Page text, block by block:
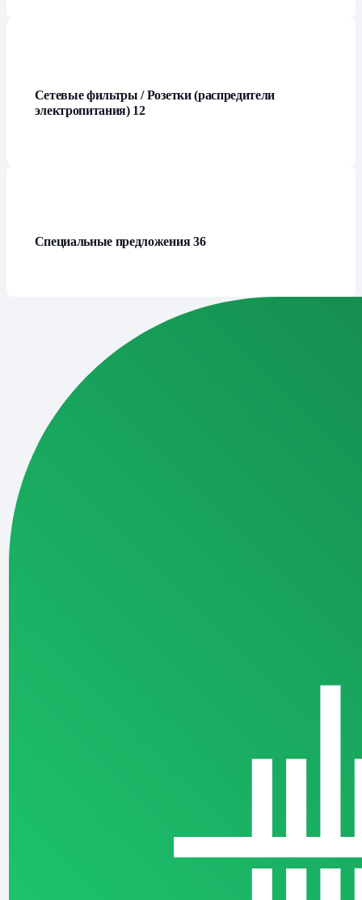
Сетевые фильтры / Розетки (распредители
электропитания) 12
Специальные предложения36